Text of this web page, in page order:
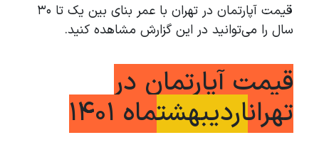
قیمت آپارتمان در تهران با عمر بنای بین یک تا ۳۰
سال را می‌توانید در این گزارش مشاهده کنید.
قیمت آپارتمان در
تهراناردیبهشتماه 1401